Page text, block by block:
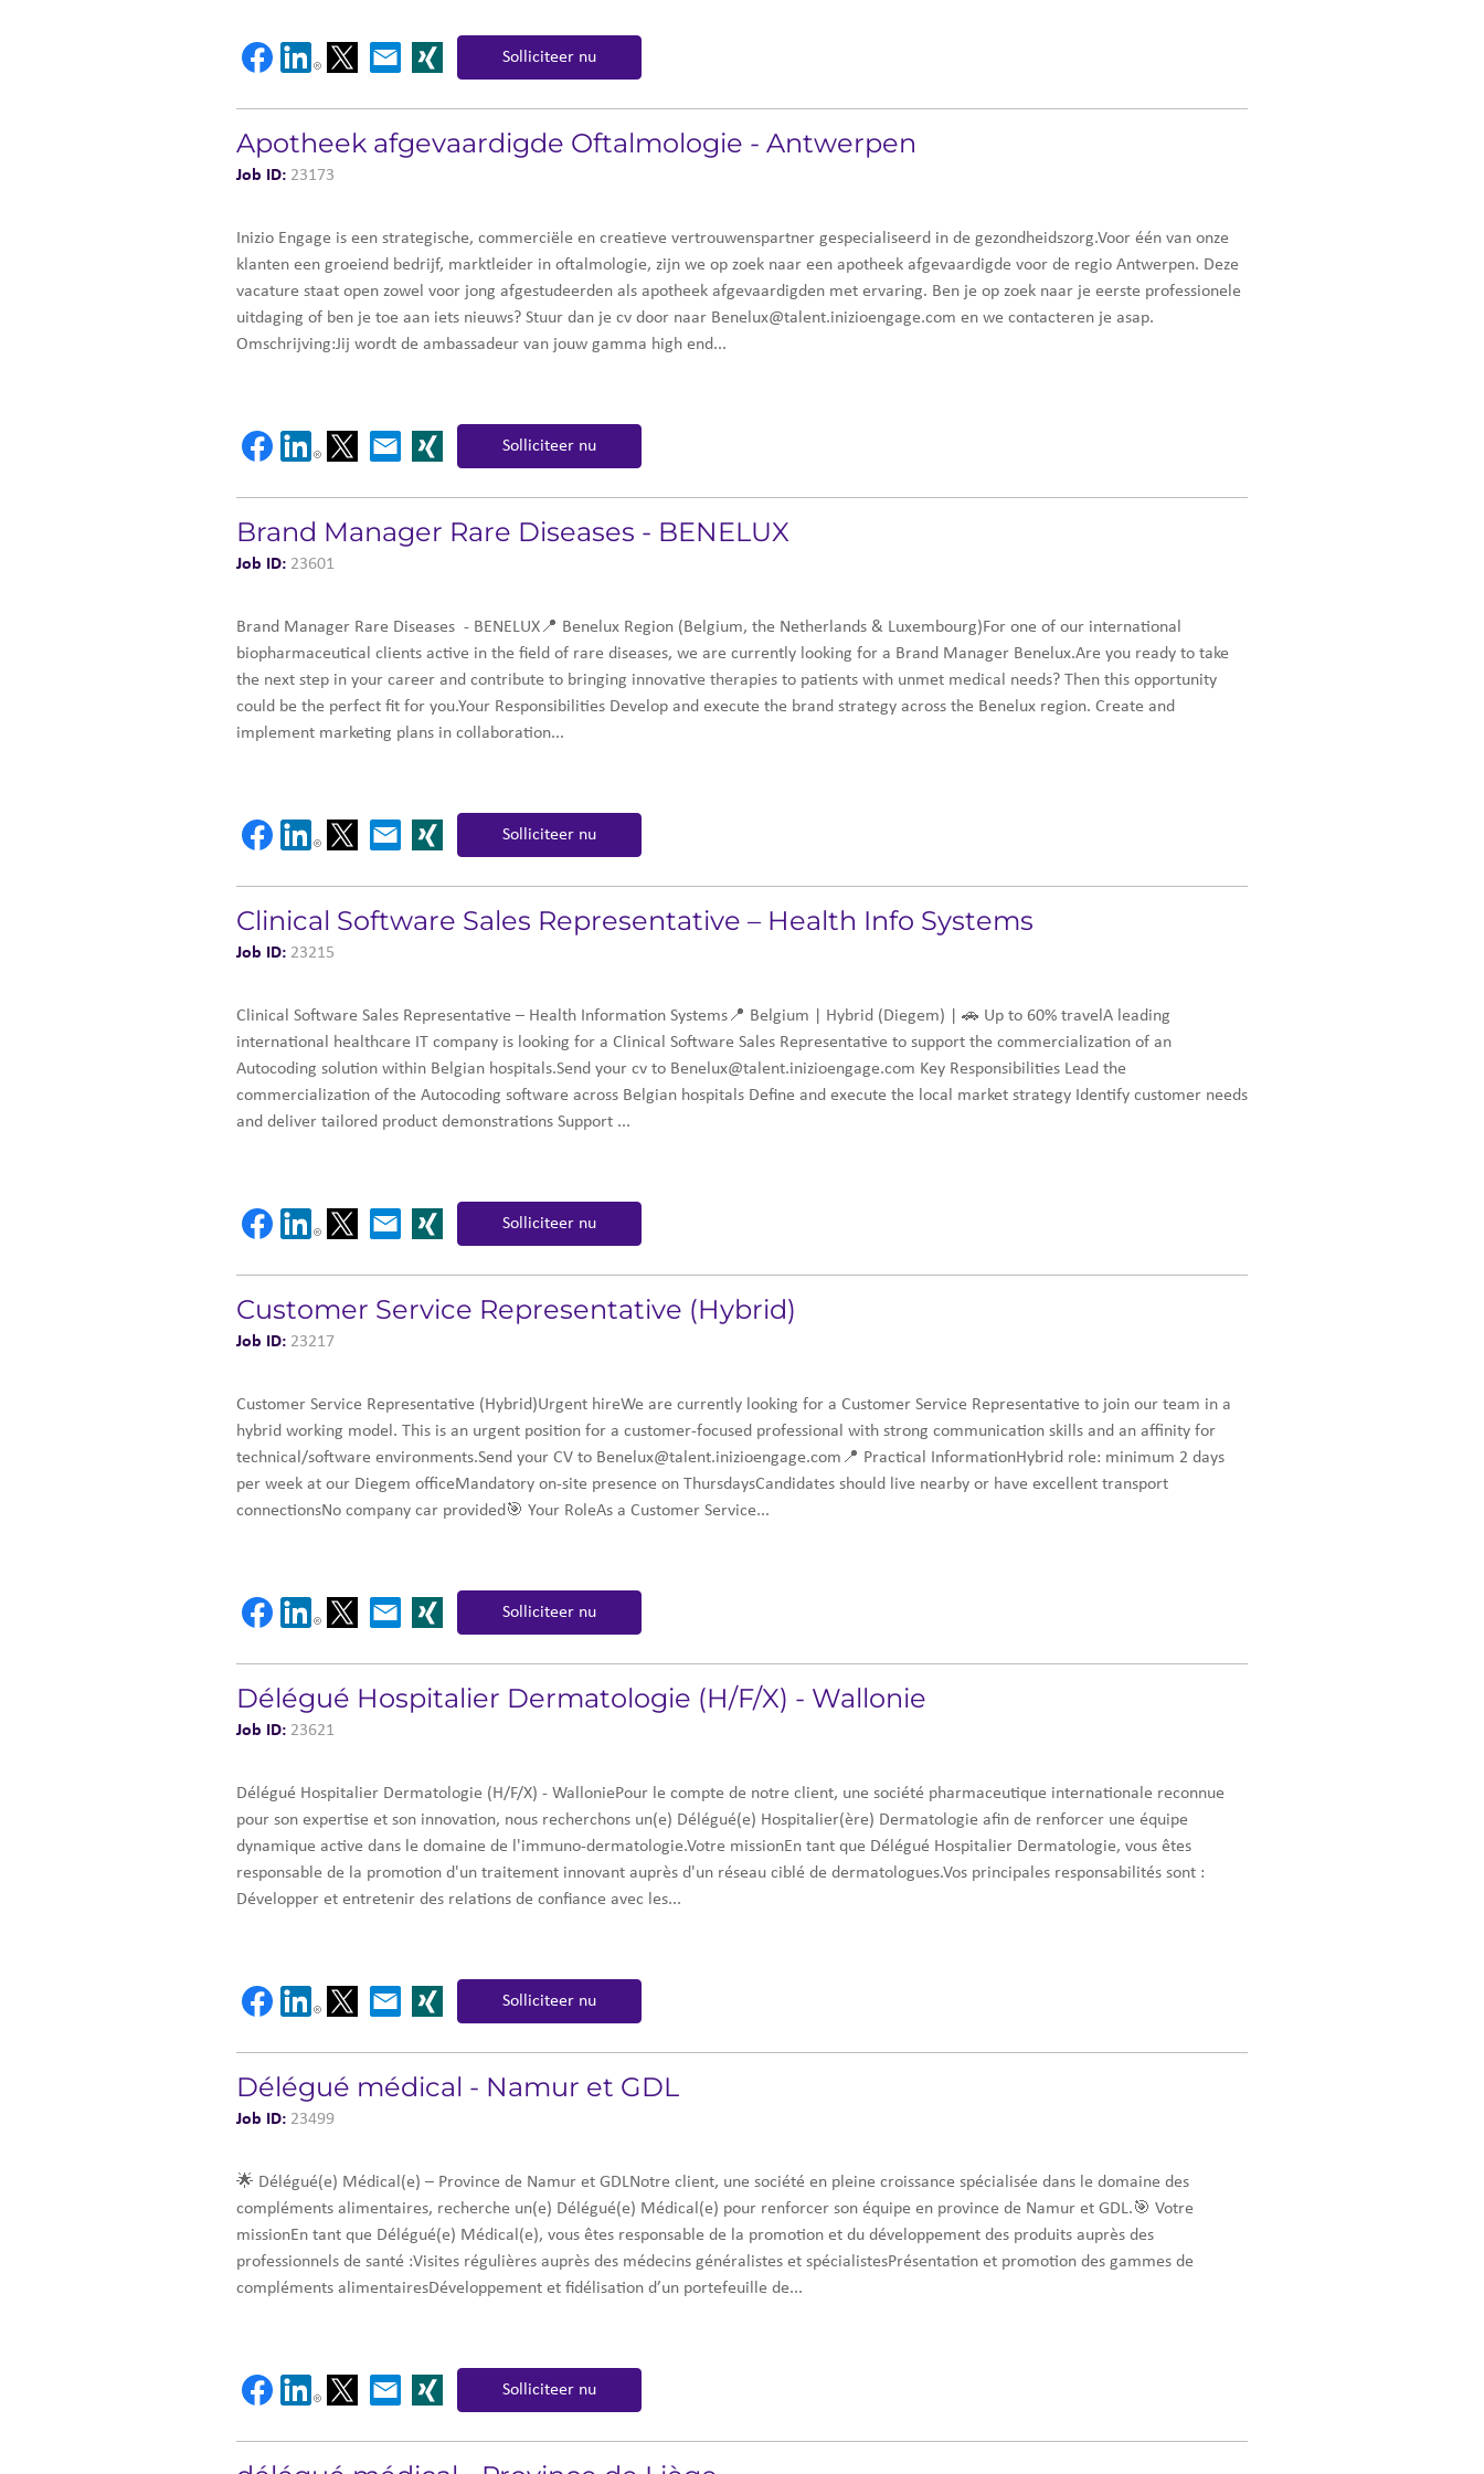
Solliciteer nu
Apotheek afgevaardigde Oftalmologie - Antwerpen
Job ID: 23173
Inizio Engage is een strategische, commerciële en creatieve vertrouwenspartner gespecialiseerd in de gezondheidszorg.Voor één van onze
klanten een groeiend bedrijf, marktleider in oftalmologie, zijn we op zoek naar een apotheek afgevaardigde voor de regio Antwerpen. Deze
vacature staat open zowel voor jong afgestudeerden als apotheek afgevaardigden met ervaring. Ben je op zoek naar je eerste professionele
uitdaging of ben je toe aan iets nieuws? Stuur dan je cv door naar Benelux@talent.inizioengage.com en we contacteren je asap.
Omschrijving:Jij wordt de ambassadeur van jouw gamma high end...
Solliciteer nu
Brand Manager Rare Diseases - BENELUX
Job ID: 23601
Brand Manager Rare Diseases - BENELUX📍 Benelux Region (Belgium, the Netherlands & Luxembourg)For one of our international
biopharmaceutical clients active in the field of rare diseases, we are currently looking for a Brand Manager Benelux.Are you ready to take
the next step in your career and contribute to bringing innovative therapies to patients with unmet medical needs? Then this opportunity
could be the perfect fit for you.Your Responsibilities Develop and execute the brand strategy across the Benelux region. Create and
implement marketing plans in collaboration...
Solliciteer nu
Clinical Software Sales Representative – Health Info Systems
Job ID: 23215
Clinical Software Sales Representative – Health Information Systems📍 Belgium | Hybrid (Diegem) | 🚗 Up to 60% travelA leading
international healthcare IT company is looking for a Clinical Software Sales Representative to support the commercialization of an
Autocoding solution within Belgian hospitals.Send your cv to Benelux@talent.inizioengage.com Key Responsibilities Lead the
commercialization of the Autocoding software across Belgian hospitals Define and execute the local market strategy Identify customer needs
and deliver tailored product demonstrations Support ...
Solliciteer nu
Customer Service Representative (Hybrid)
Job ID: 23217
Customer Service Representative (Hybrid)Urgent hireWe are currently looking for a Customer Service Representative to join our team in a
hybrid working model. This is an urgent position for a customer-focused professional with strong communication skills and an affinity for
technical/software environments.Send your CV to Benelux@talent.inizioengage.com📍 Practical InformationHybrid role: minimum 2 days
per week at our Diegem officeMandatory on-site presence on ThursdaysCandidates should live nearby or have excellent transport
connectionsNo company car provided🎯 Your RoleAs a Customer Service...
Solliciteer nu
Délégué Hospitalier Dermatologie (H/F/X) - Wallonie
Job ID: 23621
Délégué Hospitalier Dermatologie (H/F/X) - WalloniePour le compte de notre client, une société pharmaceutique internationale reconnue
pour son expertise et son innovation, nous recherchons un(e) Délégué(e) Hospitalier(ère) Dermatologie afin de renforcer une équipe
dynamique active dans le domaine de l'immuno-dermatologie.Votre missionEn tant que Délégué Hospitalier Dermatologie, vous êtes
responsable de la promotion d'un traitement innovant auprès d'un réseau ciblé de dermatologues.Vos principales responsabilités sont :
Développer et entretenir des relations de confiance avec les...
Solliciteer nu
Délégué médical - Namur et GDL
Job ID: 23499
🌟 Délégué(e) Médical(e) – Province de Namur et GDLNotre client, une société en pleine croissance spécialisée dans le domaine des
compléments alimentaires, recherche un(e) Délégué(e) Médical(e) pour renforcer son équipe en province de Namur et GDL.🎯 Votre
missionEn tant que Délégué(e) Médical(e), vous êtes responsable de la promotion et du développement des produits auprès des
professionnels de santé :Visites régulières auprès des médecins généralistes et spécialistesPrésentation et promotion des gammes de
compléments alimentairesDéveloppement et fidélisation d’un portefeuille de...
Solliciteer nu